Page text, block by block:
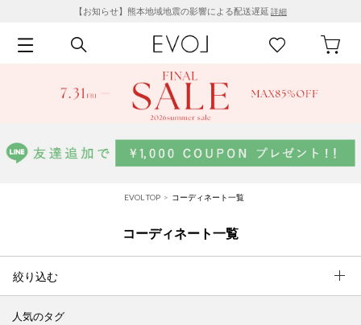
【お知らせ】熊本地域地震の影響による配送遅延 詳細
EVOL TOP コーディネート一覧
コーディネート一覧
絞り込む
人気のタグ